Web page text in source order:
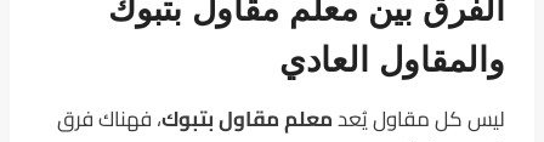
الفرق بين معلم مقاول بتبوك
والمقاول العادي
ليس كل مقاول يُعدمعلم مقاول بتبوك، فهناك فرق